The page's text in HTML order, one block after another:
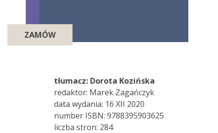
ZAMÓW
tłumacz: Dorota Kozińska
redaktor: Marek Zagańczyk
data wydania: 16 XII 2020
number ISBN: 9788395903625
liczba stron: 284